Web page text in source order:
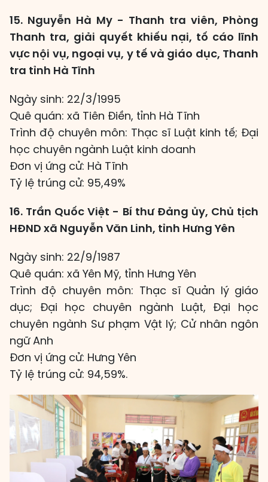
15. Nguyễn Hà My - Thanh tra viên, Phòng
Thanh tra, giải quyết khiếu nại, tố cáo lĩnh
vực nội vụ, ngoại vụ, y tế và giáo dục, Thanh
tra tỉnh Hà Tĩnh
Ngày sinh: 22/3/1995
Quê quán: xã Tiên Điền, tỉnh Hà Tĩnh
Trình độ chuyên môn: Thạc sĩ Luật kinh tế; Đại
học chuyên ngành Luật kinh doanh
Đơn vị ứng cử: Hà Tĩnh
Tỷ lệ trúng cử: 95,49%
16. Trần Quốc Việt - Bí thư Đảng ủy, Chủ tịch
HĐND xã Nguyễn Văn Linh, tỉnh Hưng Yên
Ngày sinh: 22/9/1987
Quê quán: xã Yên Mỹ, tỉnh Hưng Yên
Trình độ chuyên môn: Thạc sĩ Quản lý giáo
dục; Đại học chuyên ngành Luật, Đại học
chuyên ngành Sư phạm Vật lý; Cử nhân ngôn
ngữ Anh
Đơn vị ứng cử: Hưng Yên
Tỷ lệ trúng cử: 94,59%.